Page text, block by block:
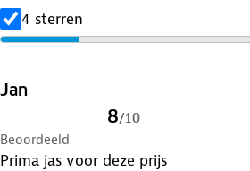
4 sterren
Jan
8/10
Beoordeeld
Prima jas voor deze prijs